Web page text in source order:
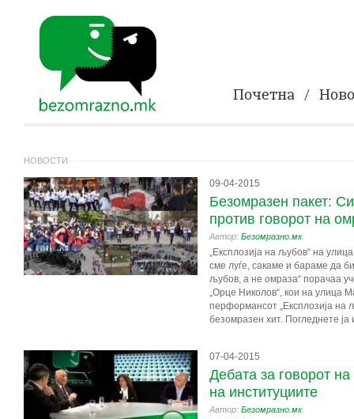
Почетна
НОВОСТИ
09-04-2015
Безомразен пакет:
против говорот на
Автор: Безомразно.мк
„Експлозија на љубов“ на
сме луѓе, сакаме и бараме да
љубов, а не омраза“ порачаа
„Орце Николов“, кои на улица
перформансот „Експлозија на
безомразен хит. Погледнете
07-04-2015
Дебата за говорот
на институциите
Автор: Безомразно.мк